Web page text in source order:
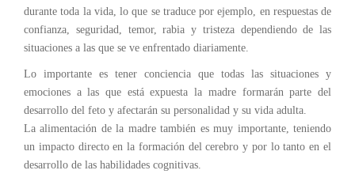
durante toda la vida, lo que se traduce por ejemplo, en respuestas de
confianza, seguridad, temor, rabia y tristeza dependiendo de las
situaciones a las que se ve enfrentado diariamente.
Lo importante es tener conciencia que todas las situaciones y
emociones a las que está expuesta la madre formarán parte del
desarrollo del feto y afectarán su personalidad y su vida adulta.
La alimentación de la madre también es muy importante, teniendo
un impacto directo en la formación del cerebro y por lo tanto en el
desarrollo de las habilidades cognitivas.